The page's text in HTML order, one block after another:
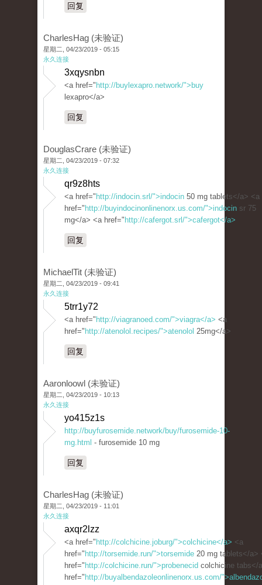
回复
CharlesHag (未验证)
星期二, 04/23/2019 - 05:15
永久连接
3xqysnbn
<a href=" http://buylexapro.network/">buy
lexapro</a>
回复
DouglasCrare (未验证)
星期二, 04/23/2019 - 07:32
永久连接
qr9z8hts
<a href=" http://indocin.srl/">indocin 50 mg tablets</a> <a
href=" http://buyindocinonlinenorx.us.com/">indocin sr 75
mg</a> <a href=" http://cafergot.srl/">cafergot</a>
回复
MichaelTit (未验证)
星期二, 04/23/2019 - 09:41
永久连接
5trr1y72
<a href=" http://viagranoed.com/">viagra</a> <a
href=" http://atenolol.recipes/">atenolol 25mg</a>
回复
Aaronloowl (未验证)
星期二, 04/23/2019 - 10:13
永久连接
yo415z1s
http://buyfurosemide.network/buy/furosemide-10-
mg.html - furosemide 10 mg
回复
CharlesHag (未验证)
星期二, 04/23/2019 - 11:01
永久连接
axqr2lzz
<a href=" http://colchicine.joburg/">colchicine</a> <a
href=" http://torsemide.run/">torsemide 20 mg tablets</a>
href=" http://colchicine.run/">probenecid colchicine tabs</
href=" http://buyalbendazoleonlinenorx.us.com/